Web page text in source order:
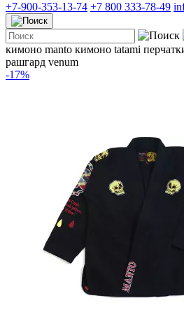
+7-900-353-13-74 +7 800 333-78-49
кимоно manto кимоно tatami
рашгард venum
-17%